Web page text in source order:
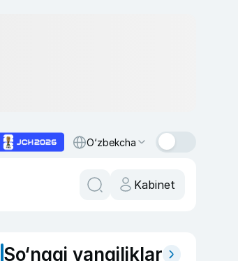
O‘zbekcha
Kabinet
So‘nggi yangiliklar